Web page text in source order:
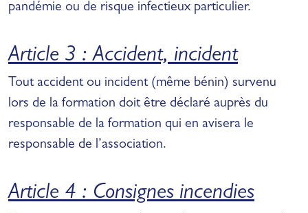
pandémie ou de risque infectieux particulier.
Article 3 : Accident, incident
Tout accident ou incident (même bénin) survenu
lors de la formation doit être déclaré auprès du
responsable de la formation qui en avisera le
responsable de l’association.
Article 4 : Consignes incendies